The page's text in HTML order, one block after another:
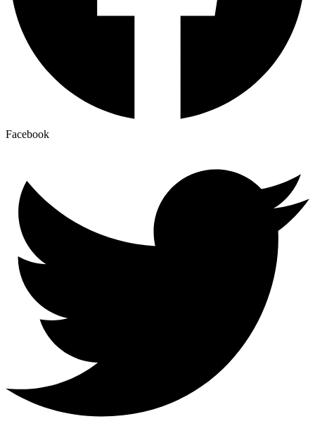
Facebook